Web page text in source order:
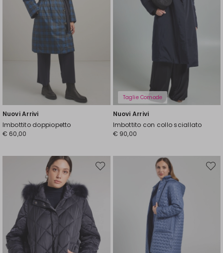
Nuovi Arrivi
Imbottito doppiopetto
€ 60,00
Taglie Comode
Nuovi Arrivi
Imbottito con collo sciallato
€ 90,00
Sposta